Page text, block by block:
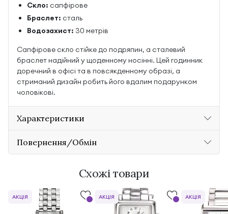
Скло: сапфірове
Браслет: сталь
Водозахист: 30 метрів
Сапфірове скло стійке до подряпин, а сталевий
браслет надійний у щоденному носінні. Цей годинник
доречний в офісі та в повсякденному образі, а
стриманий дизайн робить його вдалим подарунком
чоловікові.
Характеристики
Повернення/Обмін
Схожі товари
АКЦІЯ АКЦІЯ АКЦІЯ